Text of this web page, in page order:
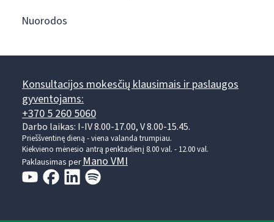
Nuorodos
Konsultacijos mokesčių klausimais ir paslaugos
gyventojams:
+370 5 260 5060
Darbo laikas: I-IV 8.00-17.00, V 8.00-15.45.
Prieššventinę dieną - viena valanda trumpiau.
Kiekvieno mėnesio antrą penktadienį 8.00 val. - 12.00 val.
Paklausimas perMano VMI